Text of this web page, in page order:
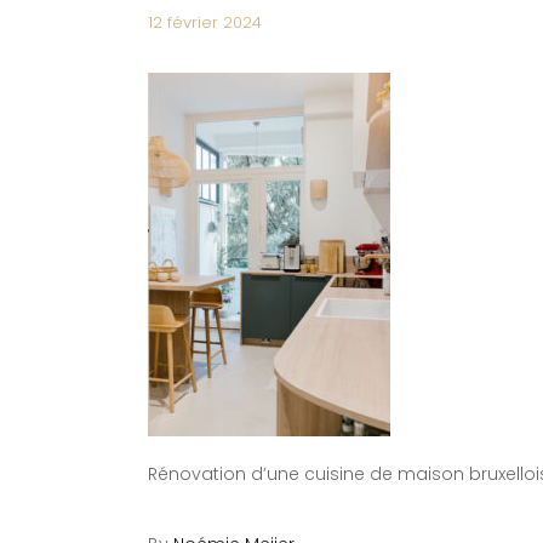
12 février 2024
Rénovation d’une cuisine de maison